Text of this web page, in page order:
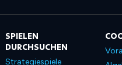
SPIELEN
DURCHSUCHEN
Strategiespiele